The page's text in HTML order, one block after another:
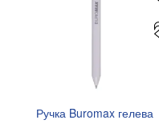
Ручка Buromax гелева